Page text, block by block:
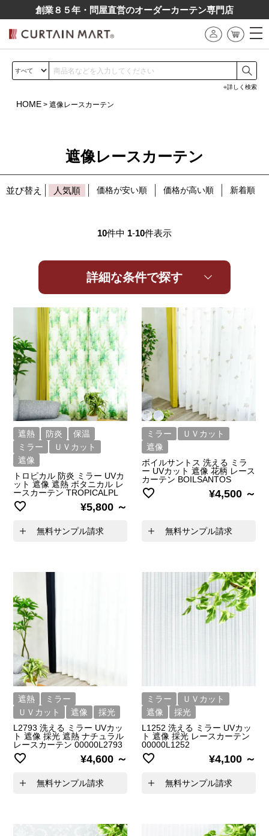
創業８５年・問屋直営のオーダーカーテン専⾨店
詳しく検索
HOME 遮像レースカーテン
詳細な条件で探す
遮像レースカーテン
並び替え 人気順 価格が安い順 価格が高い順 新着順
10件中 1-10件表示
遮熱 防炎
保温
ミラー
ＵＶカット
遮像
トロピカル 防炎 ミラー UVカ
ット 遮像 遮熱 ボタニカル レ
ースカーテン TROPICALPL
¥5,800
無料サンプル請求
ミラー
ＵＶカット
遮像
ボイルサントス 洗える ミラ
ー UVカット 遮像 花柄 レース
カーテン BOILSANTOS
¥4,500
無料サンプル請求
遮熱
ミラー
ＵＶカット
遮像
採光
L2793 洗える ミラー UVカッ
ト 遮像 採光 遮熱 ナチュラル
レースカーテン 00000L2793
¥4,600
無料サンプル請求
ミラー
ＵＶカット
遮像
採光
L1252 洗える ミラー UVカッ
ト 遮像 採光 レースカーテン
00000L1252
¥4,100
無料サンプル請求